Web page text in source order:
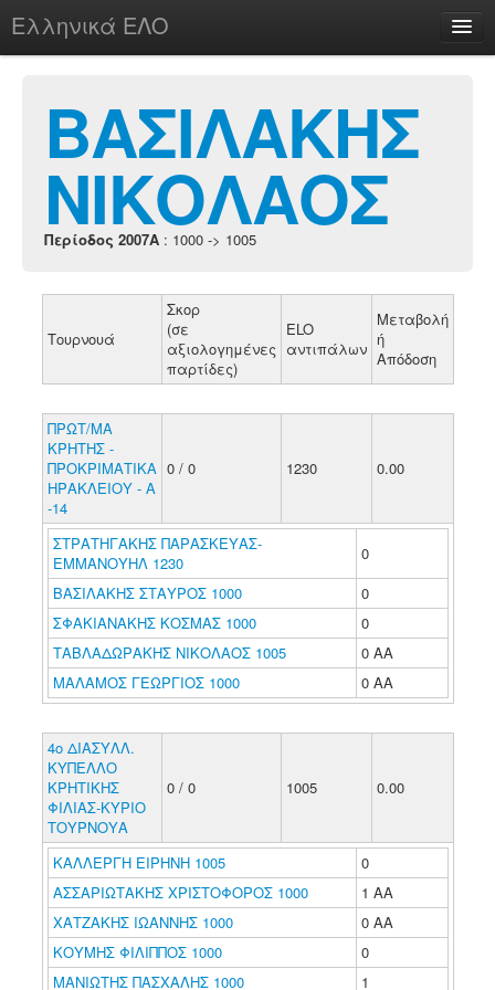
Ελληνικά ΕΛΟ
chesstu.be @ discord
Login
ΒΑΣΙΛΑΚΗΣ
ΝΙΚΟΛΑΟΣ
Περίοδος 2007A : 1000 -> 1005
Τουρνουά
Σκορ
(σε
αξιολογημένες
παρτίδες)
ELO
αντιπάλων
Μεταβολή
ή
Απόδοση
ΠΡΩΤ/ΜΑ
ΚΡΗΤΗΣ -
ΠΡΟΚΡΙΜΑΤΙΚΑ
ΗΡΑΚΛΕΙΟΥ - Α
-14
0 / 0 1230 0.00
ΣΤΡΑΤΗΓΑΚΗΣ ΠΑΡΑΣΚΕΥΑΣ-
ΕΜΜΑΝΟΥΗΛ 1230
0
ΒΑΣΙΛΑΚΗΣ ΣΤΑΥΡΟΣ 1000
0
ΣΦΑΚΙΑΝΑΚΗΣ ΚΟΣΜΑΣ 1000
0
ΤΑΒΛΑΔΩΡΑΚΗΣ ΝΙΚΟΛΑΟΣ 1005
0 ΑΑ
ΜΑΛΑΜΟΣ ΓΕΩΡΓΙΟΣ 1000
0 ΑΑ
4ο ΔΙΑΣΥΛΛ.
ΚΥΠΕΛΛΟ
ΚΡΗΤΙΚΗΣ
ΦΙΛΙΑΣ-ΚΥΡΙΟ
ΤΟΥΡΝΟΥΑ
0 / 0 1005 0.00
ΚΑΛΛΕΡΓΗ ΕΙΡΗΝΗ 1005
0
ΑΣΣΑΡΙΩΤΑΚΗΣ ΧΡΙΣΤΟΦΟΡΟΣ 1000
1 ΑΑ
ΧΑΤΖΑΚΗΣ ΙΩΑΝΝΗΣ 1000
0 ΑΑ
ΚΟΥΜΗΣ ΦΙΛΙΠΠΟΣ 1000
0
ΜΑΝΙΩΤΗΣ ΠΑΣΧΑΛΗΣ 1000
1